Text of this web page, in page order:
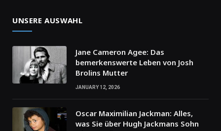
UNSERE AUSWAHL
Jane Cameron Agee: Das
bemerkenswerte Leben von Josh
Brolins Mutter
JANUARY 12, 2026
Oscar Maximilian Jackman: Alles,
was Sie über Hugh Jackmans Sohn